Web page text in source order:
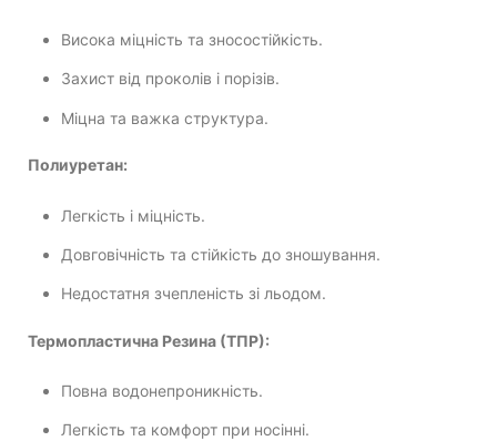
Висока міцність та зносостійкість.
Захист від проколів і порізів.
Міцна та важка структура.
Полиуретан:
Легкість і міцність.
Довговічність та стійкість до зношування.
Недостатня зчепленість зі льодом.
Термопластична Резина (ТПР):
Повна водонепроникність.
Легкість та комфорт при носінні.